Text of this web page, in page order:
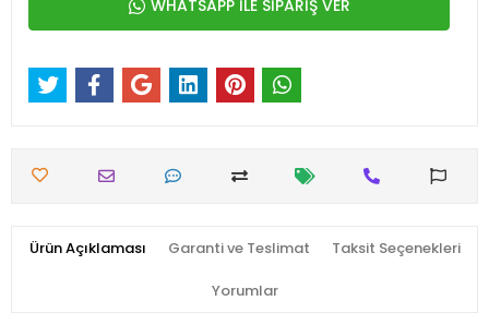
WHATSAPP İLE SİPARİŞ VER
Ürün Açıklaması Garanti ve Teslimat Taksit Seçenekleri
Yorumlar